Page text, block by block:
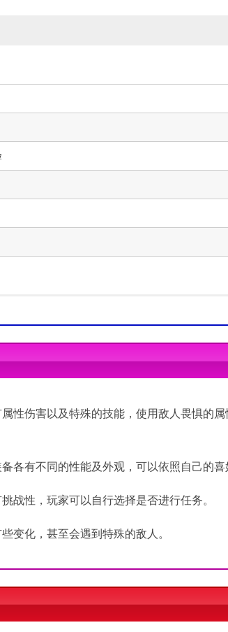
性伤害以及特殊的技能，使用敌人畏惧的属
各有不同的性能及外观，可以依照自己的喜
战性，玩家可以自行选择是否进行任务。
变化，甚至会遇到特殊的敌人。